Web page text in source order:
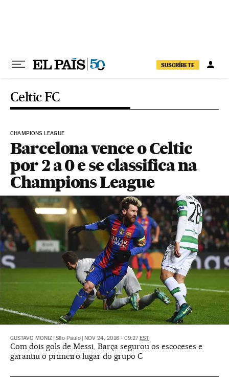
SUSCRÍBETE
Celtic FC
CHAMPIONS LEAGUE
Barcelona vence o Celtic
por 2 a 0 e se classifica na
Champions League
GUSTAVO MONIZ São Paulo NOV 24, 2016 - 09:27 EST
Com dois gols de Messi, Barça segurou os escoceses e
garantiu o primeiro lugar do grupo C